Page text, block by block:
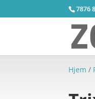
7876
Hjem /